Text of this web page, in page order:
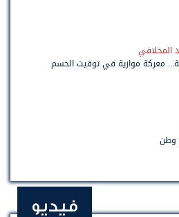
المخلافي
معركة موازية في توقيت الحسم
وطن
فيديو